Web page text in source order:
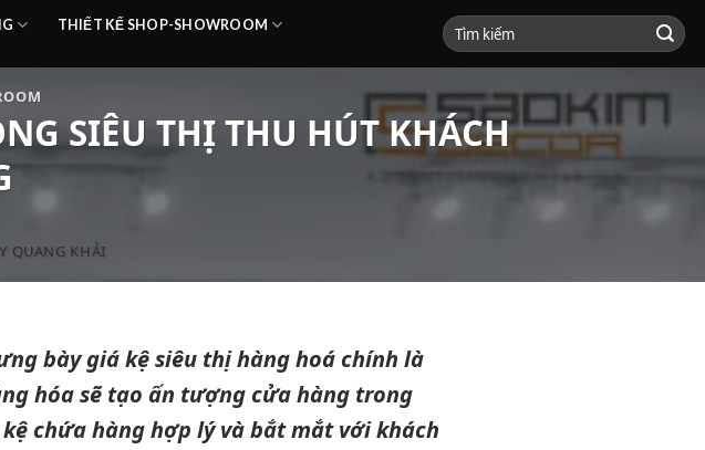
THIẾT KẾ SHOP-SHOWROOM
SIÊU THỊ THU HÚT KHÁCH
QUANG KHẢI
bày giá kệ siêu thị hàng hoá chính là
hóa sẽ tạo ấn tượng cửa hàng trong
chứa hàng hợp lý và bắt mắt với khách